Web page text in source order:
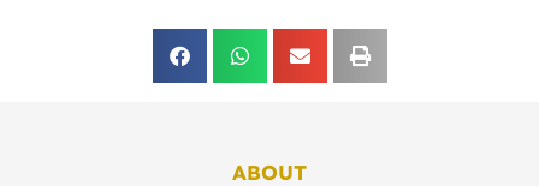
ABOUT